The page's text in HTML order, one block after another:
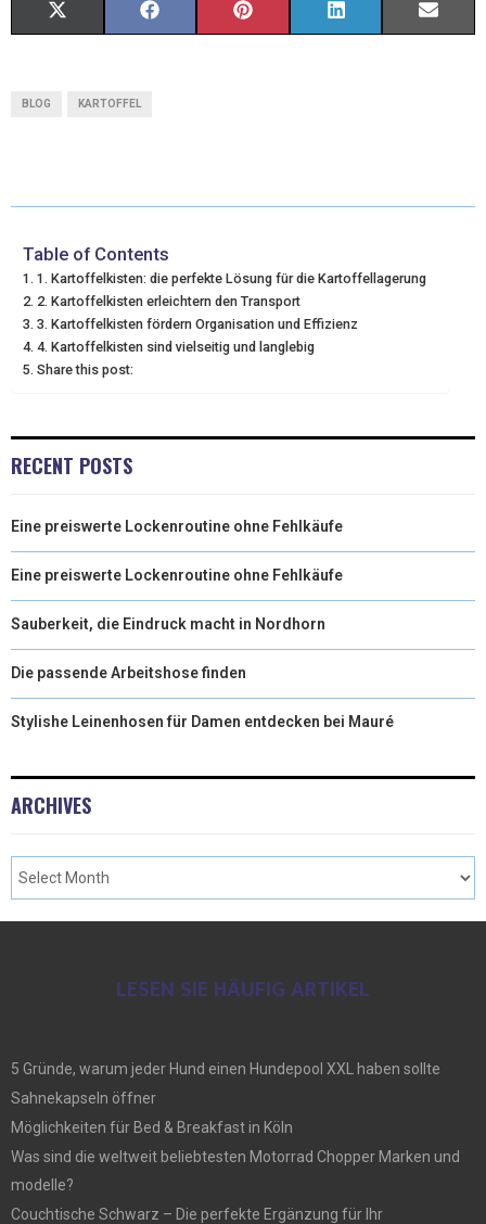
T
T
E
R
)
O
K
R
S
T
D
N
BLOG KARTOFFEL
Table of Contents
1. Kartoffelkisten: die perfekte Lösung für die Kartoffellagerung
2. Kartoffelkisten erleichtern den Transport
3. Kartoffelkisten fördern Organisation und Effizienz
4. Kartoffelkisten sind vielseitig und langlebig
Share this post:
RECENT POSTS
Eine preiswerte Lockenroutine ohne Fehlkäufe
Eine preiswerte Lockenroutine ohne Fehlkäufe
Sauberkeit, die Eindruck macht in Nordhorn
Die passende Arbeitshose finden
Stylishe Leinenhosen für Damen entdecken bei Mauré
ARCHIVES
LESEN SIE HÄUFIG ARTIKEL
5 Gründe, warum jeder Hund einen Hundepool XXL haben sollte
Sahnekapseln öffner
Möglichkeiten für Bed & Breakfast in Köln
Was sind die weltweit beliebtesten Motorrad Chopper Marken und
modelle?
Couchtische Schwarz – Die perfekte Ergänzung für Ihr